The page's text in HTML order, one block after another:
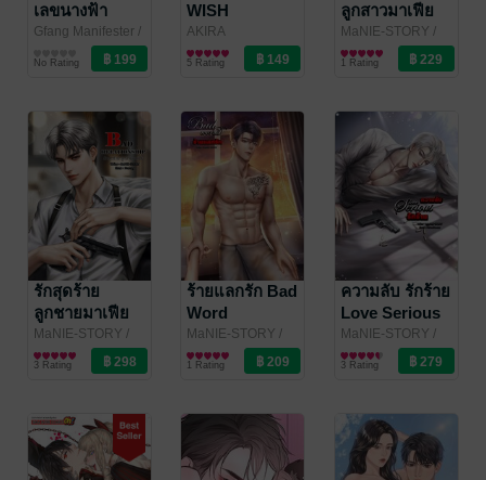
เลขนางฟ้า
(Angel
Numbers
Decoded)
Gfang Manifester /
gfangmanifester
ความเชื่อและ
ศาสนา/พระเครื่อง
No Rating
WISH
REVENGING
สุดยอดผู้กล้า
เปิดบัญชีแค้น
AKIRA
SAKAMOTO
/MANIMANI
Inter Comics
การ์ตูนทั่วไป
5 Rating
ลูกสาวมาเฟีย
Bad
Confusion
MaNIE-STORY /
maniestory
นิยายโรมานซ์
1 Rating
รักสุดร้าย
ลูกชายมาเฟีย
Bad
Relationship
MaNIE-STORY /
maniestory
นิยายโรมานซ์
3 Rating
ร้ายแลกรัก Bad
Word
MaNIE-STORY /
maniestory
นิยายโรมานซ์
1 Rating
ความลับ รักร้าย
Love Serious
MaNIE-STORY /
maniestory
นิยายโรมานซ์
3 Rating